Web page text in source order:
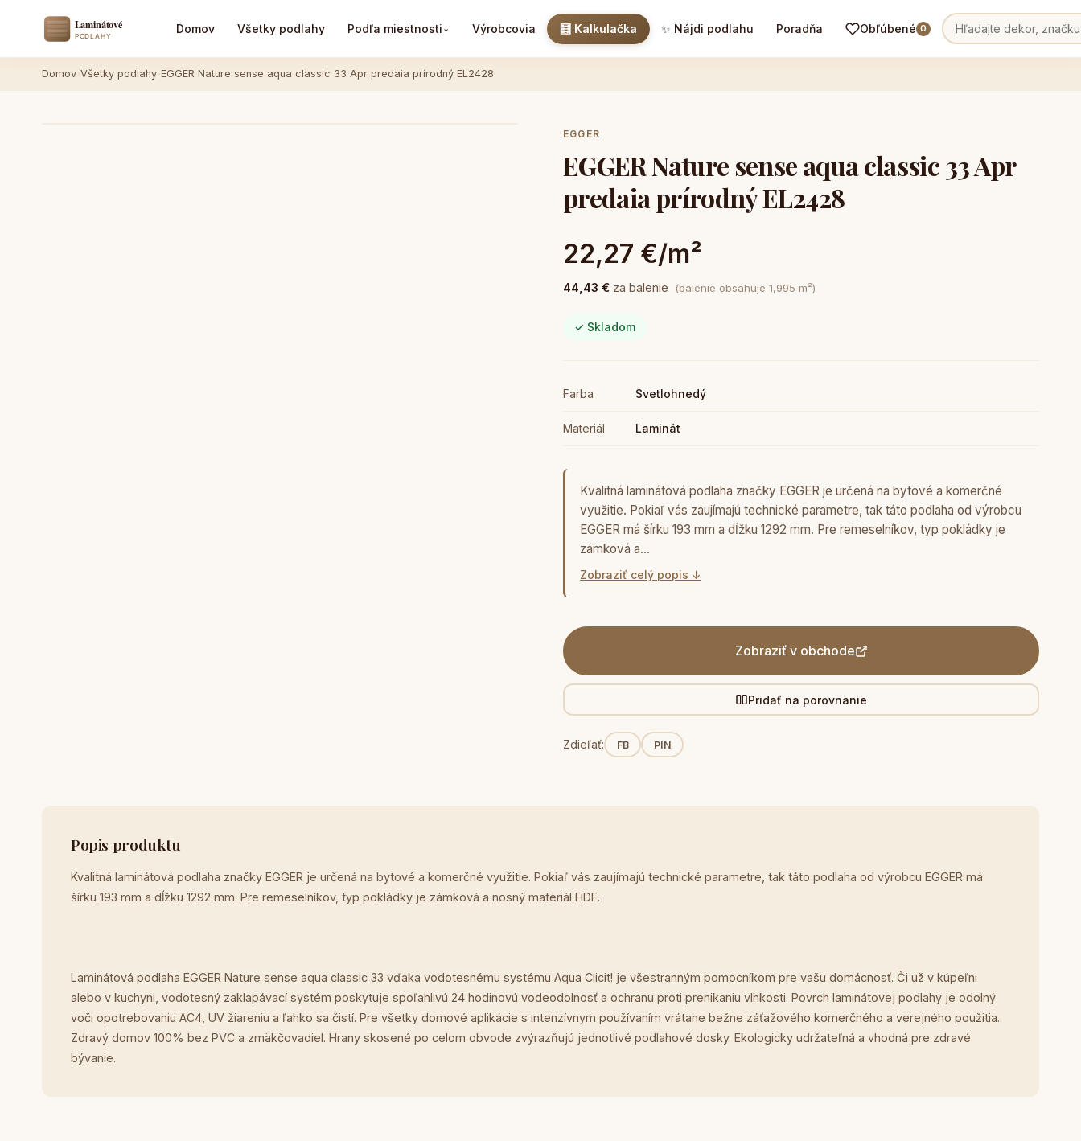
Domov Všetky podlahy Podľa miestnosti ⌄ Výrobcovia 🧮 Kalkulačka ✨ Nájdi podlahu Poradňa Obľúbené 0
Domov Všetky podlahy EGGER Nature sense aqua classic 33 Apr predaia prírodný EL2428
EGGER
EGGER Nature sense aqua classic 33 Apr
predaia prírodný EL2428
22,27 €/m²
44,43 € za balenie (balenie obsahuje 1,995 m²)
✓ Skladom
Farba Svetlohnedý
Materiál Laminát
Kvalitná laminátová podlaha značky EGGER je určená na bytové a komerčné
využitie. Pokiaľ vás zaujímajú technické parametre, tak táto podlaha od výrobcu
EGGER má šírku 193 mm a dĺžku 1292 mm. Pre remeselníkov, typ pokládky je
zámková a…
Zobraziť celý popis ↓
Zobraziť v obchode
Pridať na porovnanie
Zdieľať: FB PIN
Popis produktu
Kvalitná laminátová podlaha značky EGGER je určená na bytové a komerčné využitie. Pokiaľ vás zaujímajú technické parametre, tak táto podlaha od výrobcu EGGER má
šírku 193 mm a dĺžku 1292 mm. Pre remeselníkov, typ pokládky je zámková a nosný materiál HDF.
Laminátová podlaha EGGER Nature sense aqua classic 33 vďaka vodotesnému systému Aqua Clicit! je všestranným pomocníkom pre vašu domácnosť. Či už v kúpeľni
alebo v kuchyni, vodotesný zaklapávací systém poskytuje spoľahlivú 24 hodinovú vodeodolnosť a ochranu proti prenikaniu vlhkosti. Povrch laminátovej podlahy je odolný
voči opotrebovaniu AC4, UV žiareniu a ľahko sa čistí. Pre všetky domové aplikácie s intenzívnym používaním vrátane bežne záťažového komerčného a verejného použitia.
Zdravý domov 100% bez PVC a zmäkčovadiel. Hrany skosené po celom obvode zvýrazňujú jednotlivé podlahové dosky. Ekologicky udržateľná a vhodná pre zdravé
bývanie.